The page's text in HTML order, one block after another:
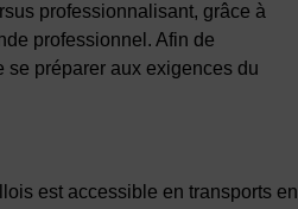
professionnalisant, grâce à
professionnel. Afin de
se préparer aux exigences du
est accessible en transports en